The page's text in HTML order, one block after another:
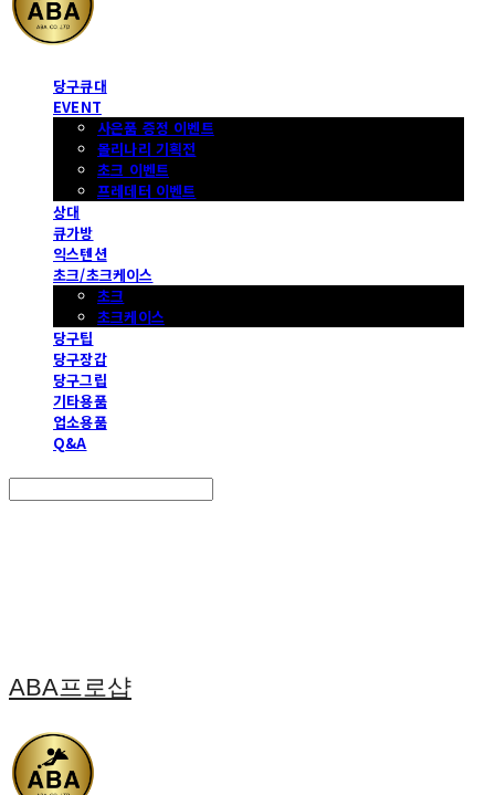
당구큐대
EVENT
사은품 증정 이벤트
몰리나리 기획전
초크 이벤트
프레데터 이벤트
상대
큐가방
익스텐션
초크/초크케이스
초크
초크케이스
당구팁
당구장갑
당구그립
기타용품
업소용품
Q&A
ABA프로샵